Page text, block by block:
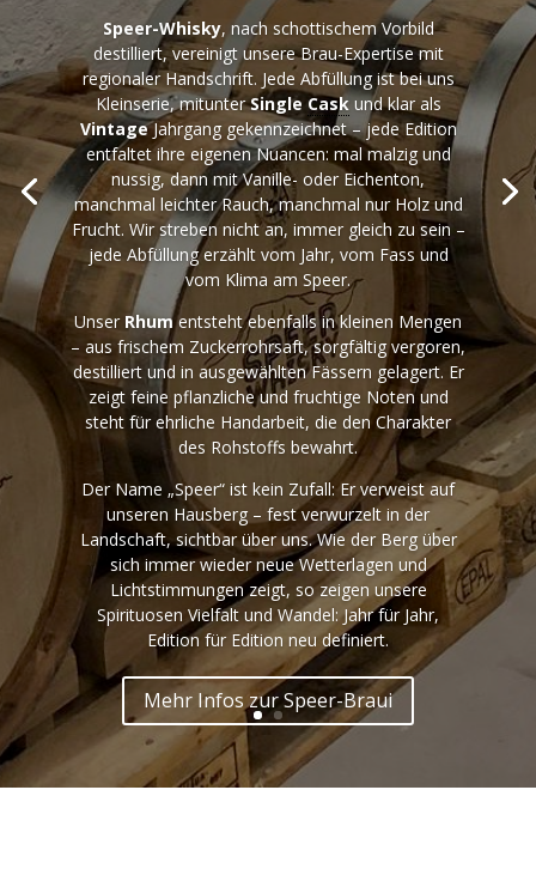
Speer-Whisky, nach schottischem Vorbild
destilliert, vereinigt unsere Brau-Expertise mit
regionaler Handschrift. Jede Abfüllung ist bei uns
Kleinserie, mitunterSingle Caskund klar als
VintageJahrgang gekennzeichnet – jede Edition
entfaltet ihre eigenen Nuancen: mal malzig und
nussig, dann mit Vanille- oder Eichenton,
manchmal leichter Rauch, manchmal nur Holz und
Frucht. Wir streben nicht an, immer gleich zu sein –
jede Abfüllung erzählt vom Jahr, vom Fass und
vom Klima am Speer.
Unser Rhumentsteht ebenfalls in kleinen Mengen
– aus frischem Zuckerrohrsaft, sorgfältig vergoren,
destilliert und in ausgewählten Fässern gelagert. Er
zeigt feine pflanzliche und fruchtige Noten und
steht für ehrliche Handarbeit, die den Charakter
des Rohstoffs bewahrt.
Der Name „Speer“ ist kein Zufall: Er verweist auf
unseren Hausberg – fest verwurzelt in der
Landschaft, sichtbar über uns. Wie der Berg über
sich immer wieder neue Wetterlagen und
Lichtstimmungen zeigt, so zeigen unsere
Spirituosen Vielfalt und Wandel: Jahr für Jahr,
Edition für Edition neu definiert.
Mehr Infos zur Speer-Braui